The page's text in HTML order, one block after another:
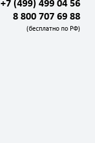
+7 (499) 499 04 56
8 800 707 69 88
(бесплатно по РФ)